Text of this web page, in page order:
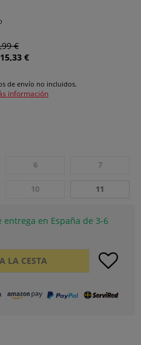
€
€
de envío no incluidos.
información
6 7
10 11
en España de 3-6
LA CESTA